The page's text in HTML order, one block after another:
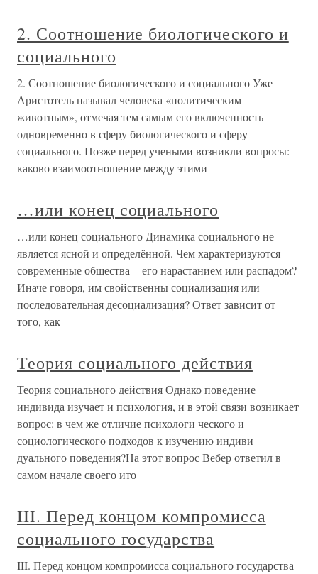
2. Соотношение биологического и
социального
2. Соотношение биологического и социального Уже
Аристотель называл человека «политическим
животным», отмечая тем самым его включенность
одновременно в сферу биологического и сферу
социального. Позже перед учеными возникли вопросы:
каково взаимоотношение между этими
…или конец социального
…или конец социального Динамика социального не
является ясной и определённой. Чем характеризуются
современные общества – его нарастанием или распадом?
Иначе говоря, им свойственны социализация или
последовательная десоциализация? Ответ зависит от
того, как
Теория социального действия
Теория социального действия Однако поведение
индивида изучает и психология, и в этой связи возникает
вопрос: в чем же отличие психологи ческого и
социологического подходов к изучению индиви
дуального поведения?На этот вопрос Вебер ответил в
самом начале своего ито
III. Перед концом компромисса
социального государства
III. Перед концом компромисса социального государства